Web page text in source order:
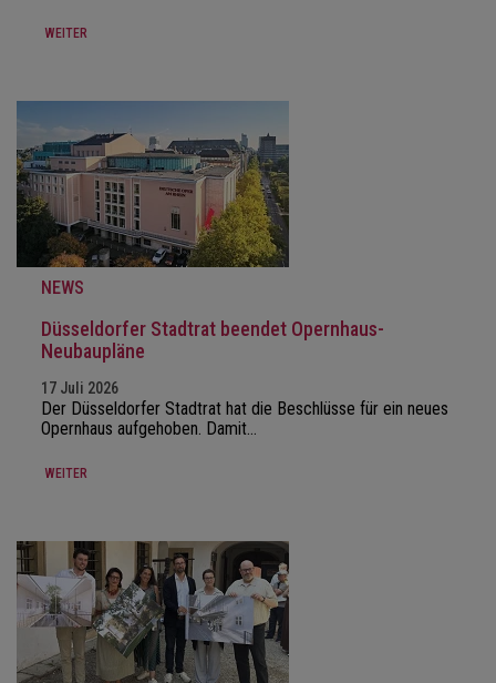
WEITER
NEWS
Düsseldorfer Stadtrat beendet Opernhaus-
Neubaupläne
17 Juli 2026
Der Düsseldorfer Stadtrat hat die Beschlüsse für ein neues
Opernhaus aufgehoben. Damit…
WEITER